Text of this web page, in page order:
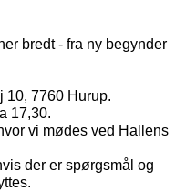
bredt - fra ny begynder
10, 7760 Hurup.
17,30.
vi mødes ved Hallens
der er spørgsmål og